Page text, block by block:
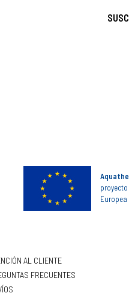
AL CLIENTE
FRECUENTES